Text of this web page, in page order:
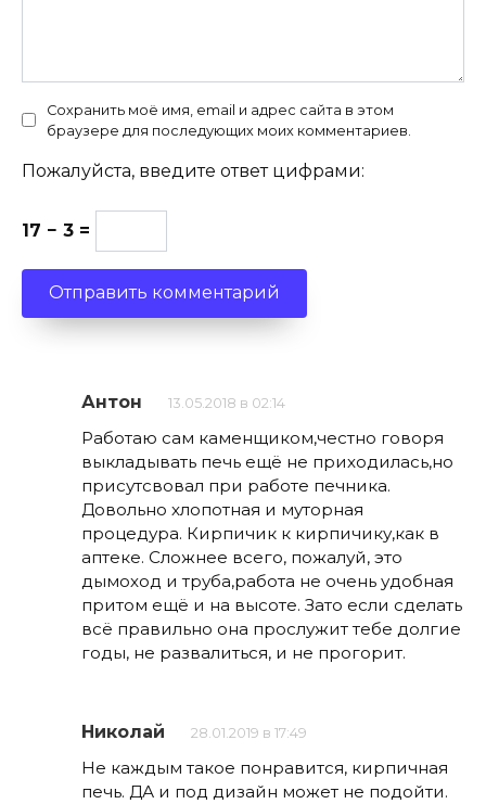
Сохранить моё имя, email и адрес сайта в этом
браузере для последующих моих комментариев.
Пожалуйста, введите ответ цифрами:
17 − 3 =
Антон 13.05.2018 в 02:14
Работаю сам каменщиком,честно говоря
выкладывать печь ещё не приходилась,но
присутсвовал при работе печника.
Довольно хлопотная и муторная
процедура. Кирпичик к кирпичику,как в
аптеке. Сложнее всего, пожалуй, это
дымоход и труба,работа не очень удобная
притом ещё и на высоте. Зато если сделать
всё правильно она прослужит тебе долгие
годы, не развалиться, и не прогорит.
Николай 28.01.2019 в 17:49
Не каждым такое понравится, кирпичная
печь. ДА и под дизайн может не подойти.